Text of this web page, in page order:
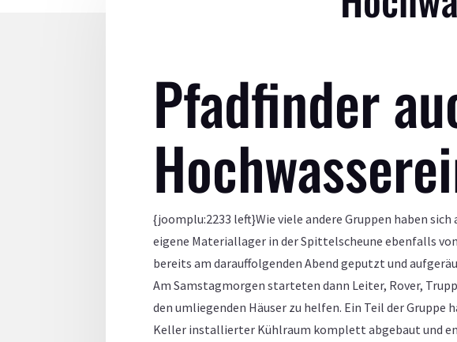
Pfadfinder
{joomplu:2233 left}Wie viele andere Gruppen haben
eigene Materiallager in der Spittelscheune ebenfalls
bereits am darauffolgenden Abend geputzt und
Am Samstagmorgen starteten dann Leiter, Rover,
den umliegenden Häuser zu helfen. Ein Teil der
Keller installierter Kühlraum komplett abgebaut und